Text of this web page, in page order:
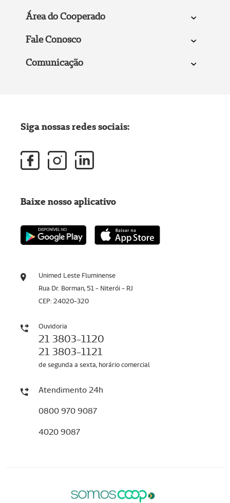
Área do Cooperado
Fale Conosco
Comunicação
Unimed Leste Fluminense
Rua Dr. Borman, 51 - Niterói - RJ
CEP: 24020-320
Ouvidoria
21 3803-1120
21 3803-1121
de segunda a sexta, horário comercial
Atendimento 24h
0800 970 9087
4020 9087
Siga nossas redes sociais:
Baixe nosso aplicativo